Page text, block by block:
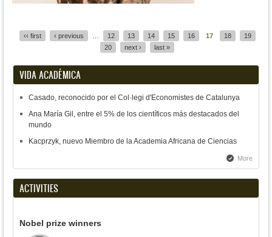
‹‹ first ‹ previous 12 13 14 15 16 17 18
19
20
next › last »
VIDA ACADÉMICA
Casado, reconocido por el Col·legi d'Economistes de Catalunya
Ana María Gil, entre el 5% de los científicos más destacados del
mundo
Kacprzyk, nuevo Miembro de la Academia Africana de Ciencias
More
ACTIVITIES
Nobel prize winners